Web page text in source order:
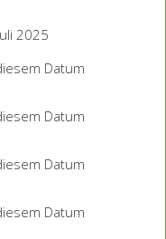
2025
Datum
Datum
Datum
Datum